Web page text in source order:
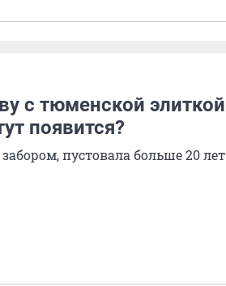
с тюменской элиткой
появится?
пустовала больше 20 лет